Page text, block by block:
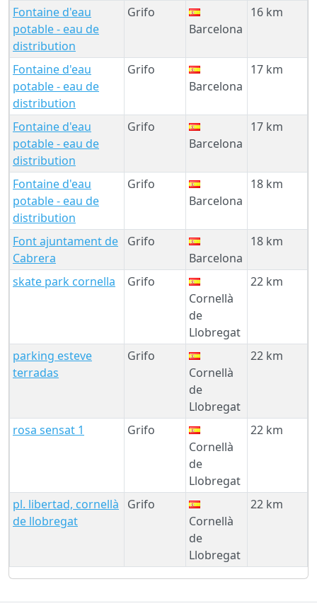
Fontaine d'eau
potable - eau de
distribution
Grifo
Barcelona
16 km
Fontaine d'eau
potable - eau de
distribution
Grifo
Barcelona
17 km
Fontaine d'eau
potable - eau de
distribution
Grifo
Barcelona
17 km
Fontaine d'eau
potable - eau de
distribution
Grifo
Barcelona
18 km
Font ajuntament de
Cabrera
Grifo
Barcelona
18 km
skate park cornella
Grifo
Cornellà
de
Llobregat
22 km
parking esteve
terradas
Grifo
Cornellà
de
Llobregat
22 km
rosa sensat 1
Grifo
Cornellà
de
Llobregat
22 km
pl. libertad, cornellà
de llobregat
Grifo
Cornellà
de
Llobregat
22 km